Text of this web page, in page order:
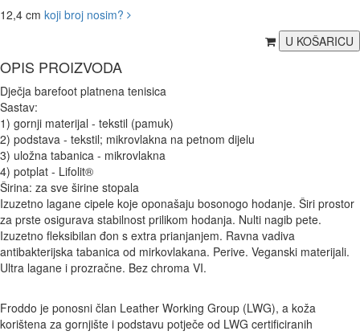
12,4 cm koji broj nosim?
OPIS PROIZVODA
Dječja barefoot platnena tenisica
Sastav:
1) gornji materijal - tekstil (pamuk)
2) podstava - tekstil; mikrovlakna na petnom dijelu
3) uložna tabanica - mikrovlakna
4) potplat - Lifolit®
Širina: za sve širine stopala
Izuzetno lagane cipele koje oponašaju bosonogo hodanje. Širi prostor
za prste osigurava stabilnost prilikom hodanja. Nulti nagib pete.
Izuzetno fleksibilan đon s extra prianjanjem. Ravna vadiva
antibakterijska tabanica od mirkovlakana. Perive. Veganski materijali.
Ultra lagane i prozračne. Bez chroma VI.
Froddo je ponosni član Leather Working Group (LWG), a koža
korištena za gornjište i podstavu potječe od LWG certificiranih